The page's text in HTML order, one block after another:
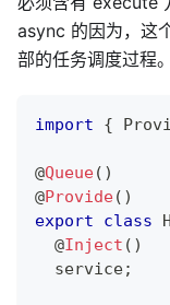
async 的因为，这
部的任务调度过程。
import {
@Queue( )
@Provide( )
export
class
@Inject ( )
  service
;